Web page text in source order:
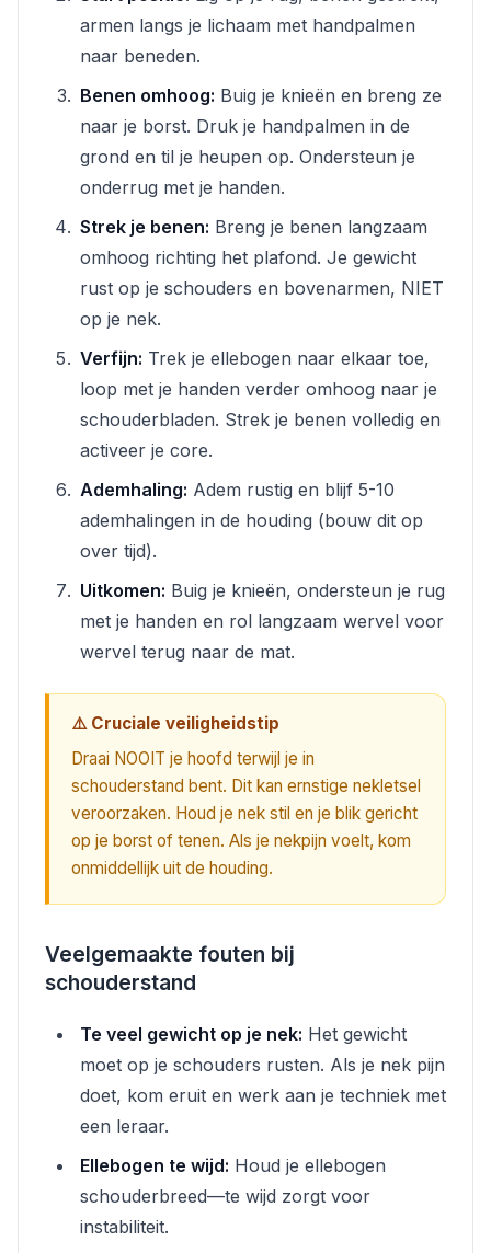
armen langs je lichaam met handpalmen
naar beneden.
Benen omhoog: Buig je knieën en breng ze
naar je borst. Druk je handpalmen in de
grond en til je heupen op. Ondersteun je
onderrug met je handen.
Strek je benen: Breng je benen langzaam
omhoog richting het plafond. Je gewicht
rust op je schouders en bovenarmen, NIET
op je nek.
Verfijn: Trek je ellebogen naar elkaar toe,
loop met je handen verder omhoog naar je
schouderbladen. Strek je benen volledig en
activeer je core.
Ademhaling: Adem rustig en blijf 5-10
ademhalingen in de houding (bouw dit op
over tijd).
Uitkomen: Buig je knieën, ondersteun je rug
met je handen en rol langzaam wervel voor
wervel terug naar de mat.
⚠️ Cruciale veiligheidstip
Draai NOOIT je hoofd terwijl je in
schouderstand bent. Dit kan ernstige nekletsel
veroorzaken. Houd je nek stil en je blik gericht
op je borst of tenen. Als je nekpijn voelt, kom
onmiddellijk uit de houding.
Veelgemaakte fouten bij
schouderstand
Te veel gewicht op je nek: Het gewicht
moet op je schouders rusten. Als je nek pijn
doet, kom eruit en werk aan je techniek met
een leraar.
Ellebogen te wijd: Houd je ellebogen
schouderbreed—te wijd zorgt voor
instabiliteit.